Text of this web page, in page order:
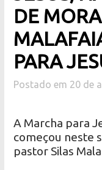
DE
PARA
Postado em 20 de
A Marcha para
começou neste
pastor Silas